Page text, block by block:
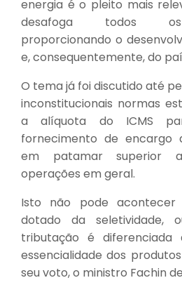
energia é o pleito mais
desafoga todos os
proporcionando o
e, consequentemente, do
O tema já foi discutido até
inconstitucionais normas
a alíquota do ICMS
fornecimento de encargo
em patamar superior
operações em geral.
Isto não pode
dotado da seletividade,
tributação é
essencialidade dos
seu voto, o ministro Fachin